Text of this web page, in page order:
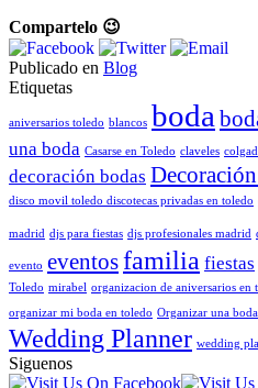
Compartelo 😉
Publicado en Blog
Etiquetas
aniversarios toledo blancos boda
una boda Casarse en Toledo claveles
decoración bodas
disco movil toledo discotecas privadas en toledo
madrid djs para fiestas djs profesionales madrid
evento eventosfamilia fiestas
Toledo mirabel organizacion de aniversarios en
organizar mi boda en toledo Organizar una boda
Wedding Planner wedding
Siguenos